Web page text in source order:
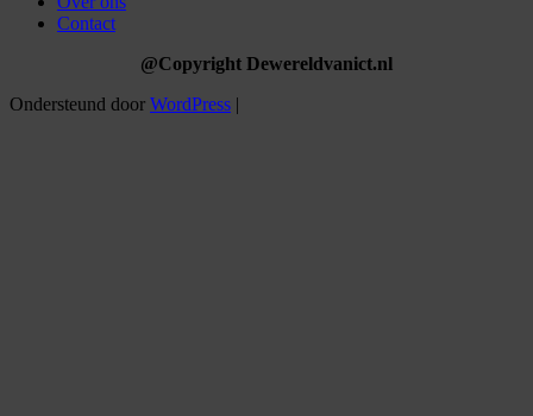
Contact
@Copyright Dewereldvanict.nl
Ondersteund door WordPress |